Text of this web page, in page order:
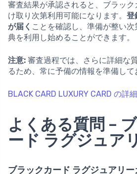
審査結果が承認されると、ブラッ
け取り次第利用可能になります。 登
が届く ことを確認し、準備が整い
典を利用し始めることができます。
注意: 審査過程では、さらに詳細な
るため、常に予備の情報を準備して
BLACK CARD LUXURY CARD の詳
よくある質問 –
ード ラグジュア
ブラックカード ラグジュアリ